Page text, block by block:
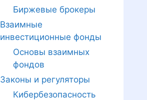
Биржевые брокеры
Взаимные
инвестиционные фонды
Основы взаимных
фондов
Законы и регуляторы
Кибербезопасность